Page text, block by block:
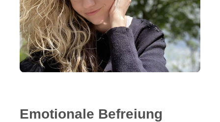
Emotionale Befreiung